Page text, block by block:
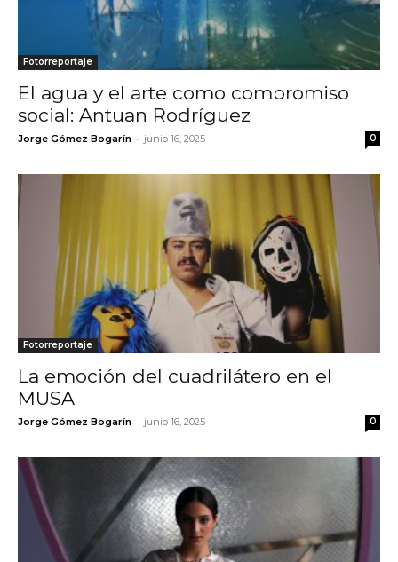
Fotorreportaje
El agua y el arte como compromiso
social: Antuan Rodríguez
Jorge Gómez Bogarín - junio 16, 2025 0
Fotorreportaje
La emoción del cuadrilátero en el
MUSA
Jorge Gómez Bogarín - junio 16, 2025 0